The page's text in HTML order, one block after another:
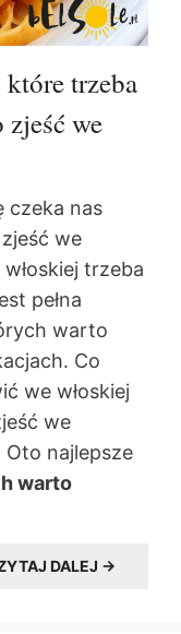
trzeba
zjeść we
czeka nas
we
trzeba
pełna
warto
Co
we włoskiej
we
Oto najlepsze
warto
DALEJ →